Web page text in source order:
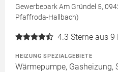
Gewerbepark Am Gründel 5,
Pfaffroda-Hallbach)
4.3 Sterne aus 9
HEIZUNG SPEZIALGEBIETE
Wärmepumpe, Gasheizung,